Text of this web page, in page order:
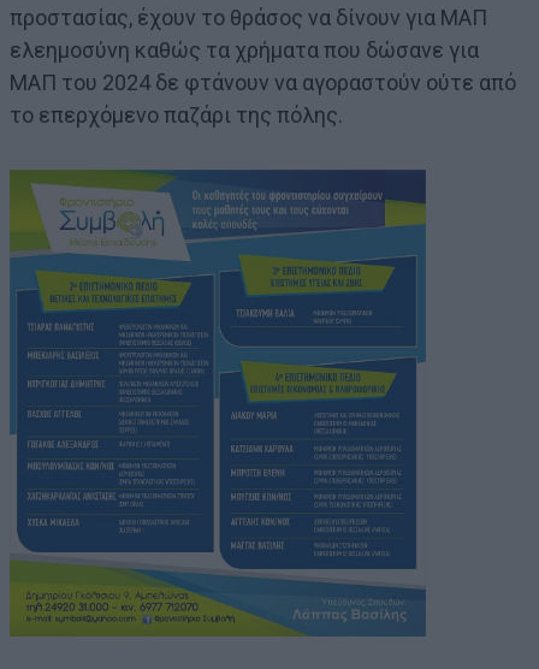
προστασίας, έχουν το θράσος να δίνουν για ΜΑΠ
ελεημοσύνη καθώς τα χρήματα που δώσανε για
ΜΑΠ του 2024 δε φτάνουν να αγοραστούν ούτε από
το επερχόμενο παζάρι της πόλης.